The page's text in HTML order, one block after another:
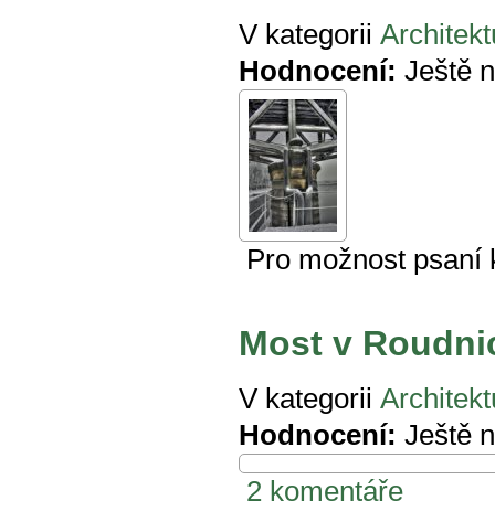
V kategorii
Hodnocení: Ještě
Pro možnost
Most v
V kategorii
Hodnocení: Ještě
2 komentáře